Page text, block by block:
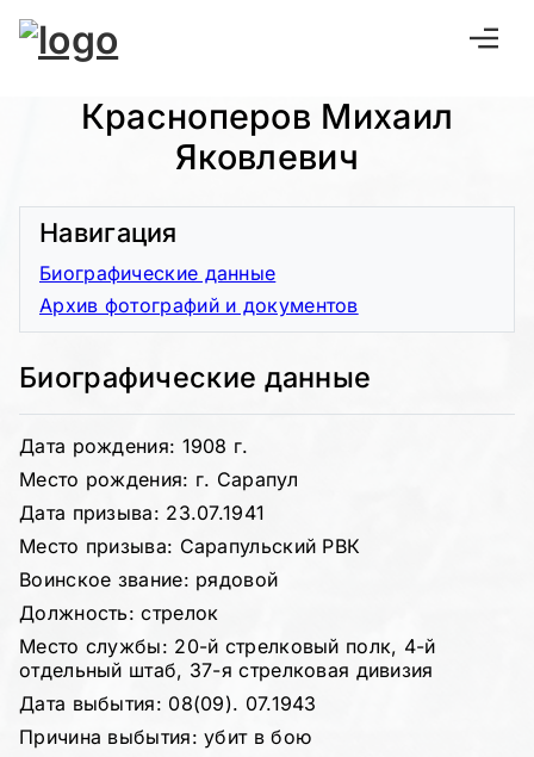
Красноперов Михаил
Яковлевич
Биографические данные
Дата рождения: 1908 г.
Место рождения: г. Сарапул
Дата призыва: 23.07.1941
Место призыва: Сарапульский РВК
Воинское звание: рядовой
Должность: стрелок
Место службы: 20-й стрелковый полк, 4-й
отдельный штаб, 37-я стрелковая дивизия
Дата выбытия: 08(09). 07.1943
Причина выбытия: убит в бою
Навигация
Биографические данные
Архив фотографий и документов